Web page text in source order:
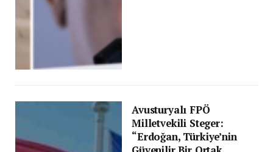
Avusturyalı FPÖ
Milletvekili Steger:
“Erdoğan, Türkiye’nin